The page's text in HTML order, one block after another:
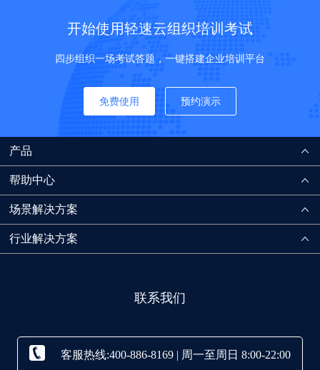
开始使用轻速云组织培训考试
四步组织一场考试答题，一键搭建企业培训平台
免费使用 预约演示
产品
帮助中心
场景解决方案
行业解决方案
联系我们
客服热线:400-886-8169 | 周一至周日 8:00-22:00